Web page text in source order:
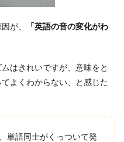
が、
「英語の音の変化がわ
はきれいですが、意味をと
よくわからない、と感じた
単語同士がくっついて発